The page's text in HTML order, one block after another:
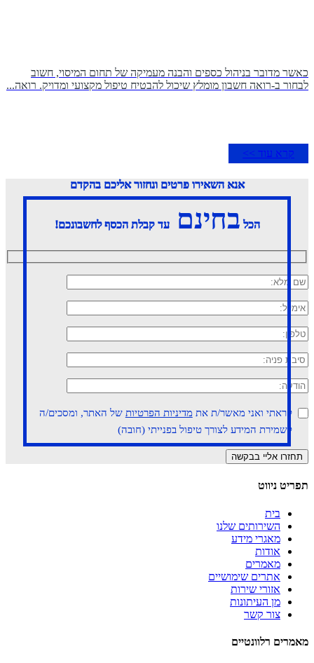
כאשר מדובר בניהול כספים והבנה מעמיקה של תחום המיסוי, חשוב
לבחור ב-רואה חשבון מומלץ שיכול להבטיח טיפול מקצועי ומדויק. רואה...
קרא עוד >>
אנא השאירו פרטים ונחזור אליכם בהקדם
הכל בחינםעד קבלת הכסף לחשבונכם!
קראתי ואני מאשר/ת את מדיניות הפרטיות של האתר, ומסכים/ה
לשמירת המידע לצורך טיפול בפנייתי (חובה)
תפריט ניווט
בית
השירותים שלנו
מאגרי מידע
אודות
מאמרים
אתרים שימושיים
אזורי שירות
מן העיתונות
צור קשר
מאמרים רלוונטיים